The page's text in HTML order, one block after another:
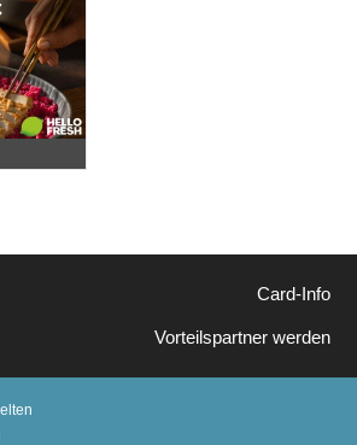
Card-Info
Vorteilspartner werden